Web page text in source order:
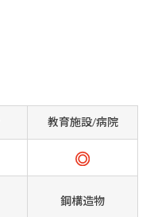
教育施設/病院
鋼構造物